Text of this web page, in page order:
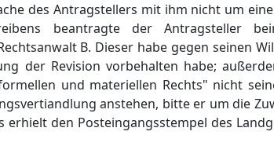
des Antragstellers mit ihm nicht um
beantragte der Antragsteller
B. Dieser habe gegen seinen
der Revision vorbehalten habe;
und materiellen Rechts" nicht
anstehen, bitte er um die
den Posteingangsstempel des